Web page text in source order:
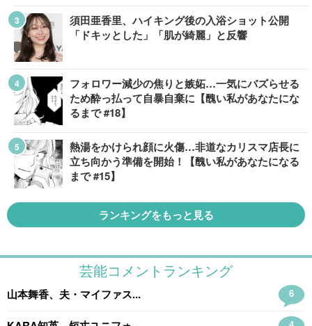
須田亜香里、ハイキング後の入浴ショット公開
「ドキッとした」「肌が綺麗」と反響
フォロワー減少の焦りと嫉妬…一気にバズらせる
ため酔っ払って自暴自棄に【醜い私があなたにな
るまで #18】
熱湯をかけられ顔に火傷…非道なカリスマ店長に
立ち向かう準備を開始！【醜い私があなたになる
まで #15】
ランキングをもっと見る